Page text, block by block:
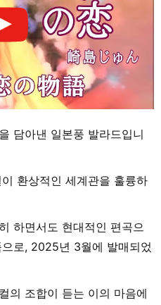
담아낸 일본풍 발라드입니
환상적인 세계관을 훌륭하
하면서도 현대적인 편곡으
로, 2025년 3월에 발매되었
의 조합이 듣는 이의 마음에